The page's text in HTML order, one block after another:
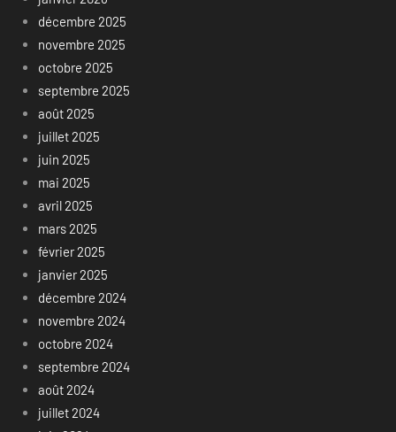
décembre 2025
novembre 2025
octobre 2025
septembre 2025
août 2025
juillet 2025
juin 2025
mai 2025
avril 2025
mars 2025
février 2025
janvier 2025
décembre 2024
novembre 2024
octobre 2024
septembre 2024
août 2024
juillet 2024